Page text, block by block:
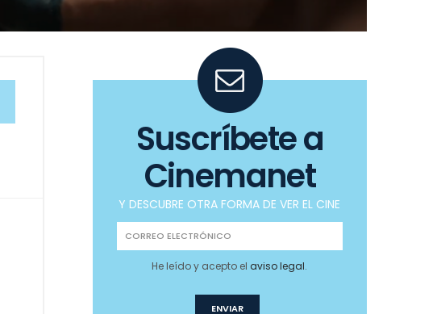
Suscríbete a
Cinemanet
Y DESCUBRE OTRA FORMA DE VER EL CINE
He leído y acepto elaviso legal.